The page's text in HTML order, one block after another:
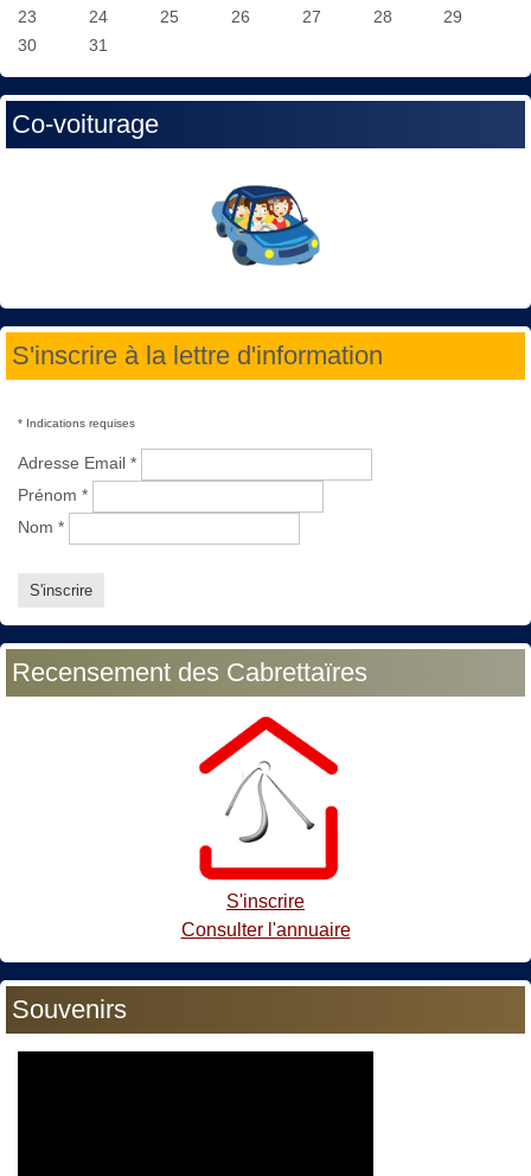
23
24 25 26 27 28
29
30
31
Co-voiturage
S'inscrire à la lettre d'information
* Indications requises
Adresse Email *
Prénom *
Nom *
Recensement des Cabrettaïres
S'inscrire
Consulter l'annuaire
Souvenirs